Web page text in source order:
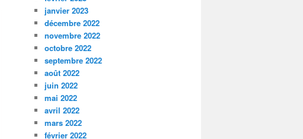
janvier 2023
décembre 2022
novembre 2022
octobre 2022
septembre 2022
août 2022
juin 2022
mai 2022
avril 2022
mars 2022
février 2022